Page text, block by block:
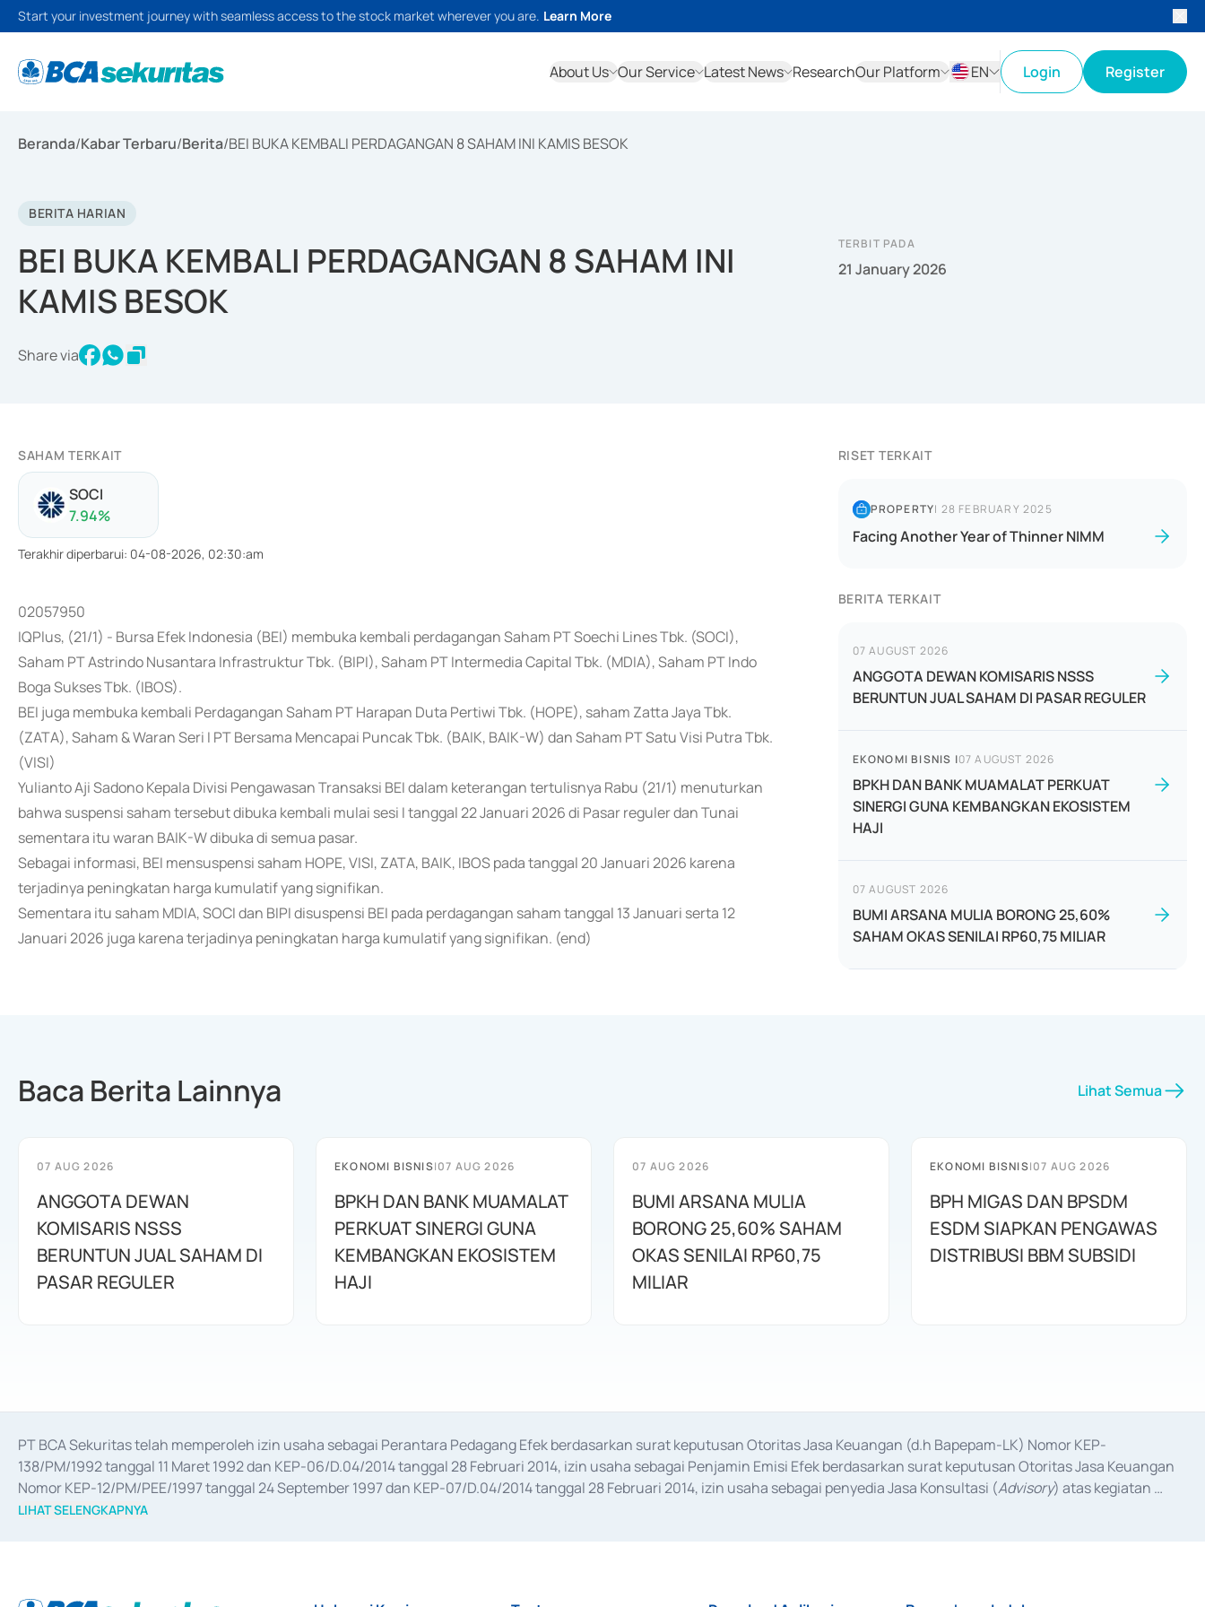
Start your investment journey with seamless access to the stock market wherever you are. Learn More
About Us Our Service Latest News ResearchOur Platform
EN
Login Register
Beranda/Kabar Terbaru/Berita/BEI BUKA KEMBALI PERDAGANGAN 8 SAHAM INI KAMIS BESOK
BERITA HARIAN
BEI BUKA KEMBALI PERDAGANGAN 8 SAHAM INI
KAMIS BESOK
Share via
TERBIT PADA
21 January 2026
SAHAM TERKAIT
SOCI
7.94%
Terakhir diperbarui: 04-08-2026, 02:30:am
02057950
IQPlus, (21/1) - Bursa Efek Indonesia (BEI) membuka kembali perdagangan Saham PT Soechi Lines Tbk. (SOCI),
Saham PT Astrindo Nusantara Infrastruktur Tbk. (BIPI), Saham PT Intermedia Capital Tbk. (MDIA), Saham PT Indo
Boga Sukses Tbk. (IBOS).
BEI juga membuka kembali Perdagangan Saham PT Harapan Duta Pertiwi Tbk. (HOPE), saham Zatta Jaya Tbk.
(ZATA), Saham & Waran Seri I PT Bersama Mencapai Puncak Tbk. (BAIK, BAIK-W) dan Saham PT Satu Visi Putra Tbk.
(VISI)
Yulianto Aji Sadono Kepala Divisi Pengawasan Transaksi BEI dalam keterangan tertulisnya Rabu (21/1) menuturkan
bahwa suspensi saham tersebut dibuka kembali mulai sesi I tanggal 22 Januari 2026 di Pasar reguler dan Tunai
sementara itu waran BAIK-W dibuka di semua pasar.
Sebagai informasi, BEI mensuspensi saham HOPE, VISI, ZATA, BAIK, IBOS pada tanggal 20 Januari 2026 karena
terjadinya peningkatan harga kumulatif yang signifikan.
Sementara itu saham MDIA, SOCI dan BIPI disuspensi BEI pada perdagangan saham tanggal 13 Januari serta 12
Januari 2026 juga karena terjadinya peningkatan harga kumulatif yang signifikan. (end)
RISET TERKAIT
PROPERTY| 28 FEBRUARY 2025
Facing Another Year of Thinner NIMM
BERITA TERKAIT
07 AUGUST 2026
ANGGOTA DEWAN KOMISARIS NSSS
BERUNTUN JUAL SAHAM DI PASAR REGULER
EKONOMI BISNIS |07 AUGUST 2026
BPKH DAN BANK MUAMALAT PERKUAT
SINERGI GUNA KEMBANGKAN EKOSISTEM
HAJI
07 AUGUST 2026
BUMI ARSANA MULIA BORONG 25,60%
SAHAM OKAS SENILAI RP60,75 MILIAR
Baca Berita Lainnya Lihat Semua
07 AUG 2026
ANGGOTA DEWAN
KOMISARIS NSSS
BERUNTUN JUAL SAHAM DI
PASAR REGULER
EKONOMI BISNIS|07 AUG 2026
BPKH DAN BANK MUAMALAT
PERKUAT SINERGI GUNA
KEMBANGKAN EKOSISTEM
HAJI
07 AUG 2026
BUMI ARSANA MULIA
BORONG 25,60% SAHAM
OKAS SENILAI RP60,75
MILIAR
EKONOMI BISNIS|07 AUG 2026
BPH MIGAS DAN BPSDM
ESDM SIAPKAN PENGAWAS
DISTRIBUSI BBM SUBSIDI
PT BCA Sekuritas telah memperoleh izin usaha sebagai Perantara Pedagang Efek berdasarkan surat keputusan Otoritas Jasa Keuangan (d.h Bapepam-LK) Nomor KEP-
138/PM/1992 tanggal 11 Maret 1992 dan KEP-06/D.04/2014 tanggal 28 Februari 2014, izin usaha sebagai Penjamin Emisi Efek berdasarkan surat keputusan Otoritas Jasa Keuangan
Nomor KEP-12/PM/PEE/1997 tanggal 24 September 1997 dan KEP-07/D.04/2014 tanggal 28 Februari 2014, izin usaha sebagai penyedia Jasa Konsultasi (Advisory) atas kegiatan
merger, akuisisi, divestasi, dan
LIHAT SELENGKAPNYA